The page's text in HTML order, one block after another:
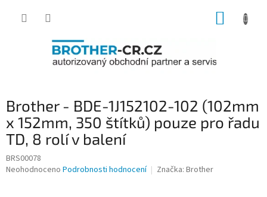
Brother - BDE-1J152102-102 (102mm
x 152mm, 350 štítků) pouze pro řadu
TD, 8 rolí v balení
BRS00078
Průměrné
Neohodnoceno Podrobnosti hodnocení Značka: Brother